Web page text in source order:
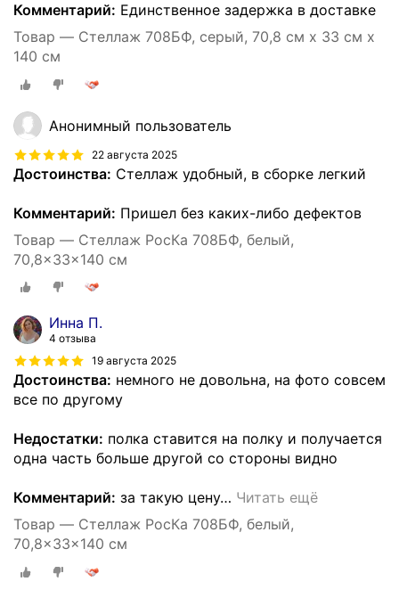
Комментарий: Единственное задержка в доставке
Товар — Стеллаж 708БФ, серый, 70,8 см х 33 см х
140 см
Анонимный пользователь
22 августа 2025
Достоинства: Стеллаж удобный, в сборке легкий
Комментарий: Пришел без каких-либо дефектов
Товар — Стеллаж РосКа 708БФ, белый,
70,8x33x140 см
Инна П.
4 отзыва
19 августа 2025
Достоинства: немного не довольна, на фото совсем
все по другому
Недостатки: полка ставится на полку и получается
одна часть больше другой со стороны видно
Комментарий: за такую цену… Читать ещё
Товар — Стеллаж РосКа 708БФ, белый,
70,8x33x140 см